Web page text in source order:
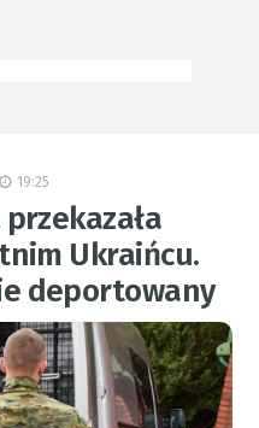
19:25
Ukraińcu.
deportowany